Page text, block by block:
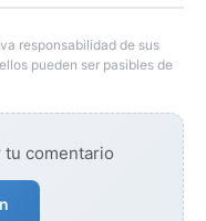
responsabilidad de sus
pueden ser pasibles de
tu comentario